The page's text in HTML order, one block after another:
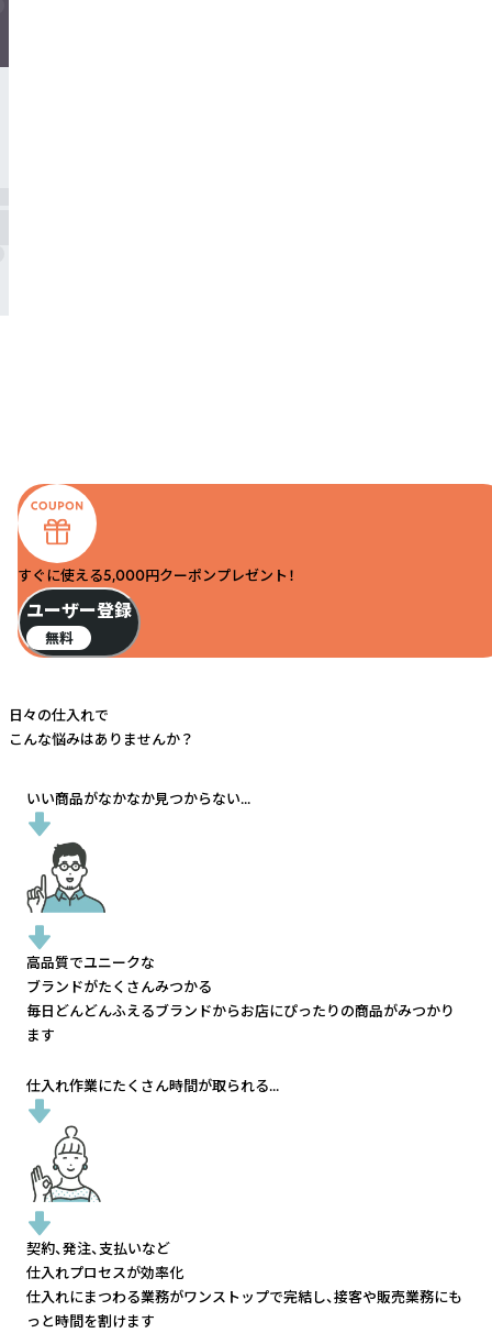
すぐに使える5,000円クーポンプレゼント！
ユーザー登録
無料
日々の仕入れで
こんな悩みはありませんか？
いい商品がなかなか見つからない...
高品質でユニークな
ブランドがたくさんみつかる
毎日どんどんふえるブランドからお店にぴったりの商品がみつかり
ます
仕入れ作業にたくさん時間が取られる...
契約、発注、支払いなど
仕入れプロセスが効率化
仕入れにまつわる業務がワンストップで完結し、接客や販売業務にも
っと時間を割けます